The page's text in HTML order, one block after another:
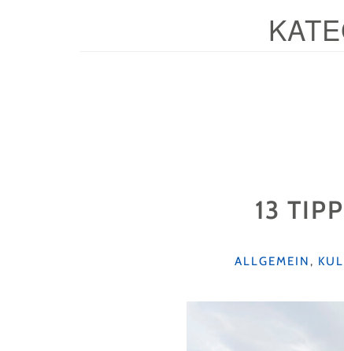
13
KATEGORIEN
ALLGEMEIN,